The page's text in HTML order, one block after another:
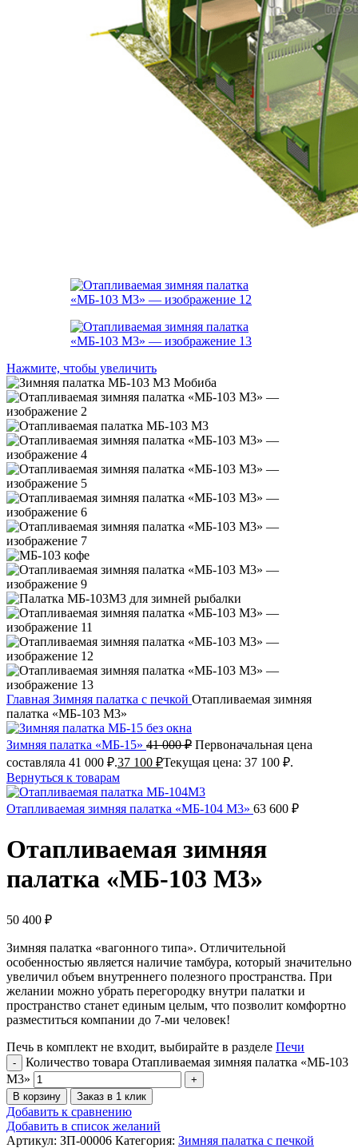
Нажмите, чтобы увеличить
Главная Зимняя палатка с печкой Отапливаемая зимняя
палатка «МБ-103 М3»
Зимняя палатка «МБ-15» 41 000₽ Первоначальная цена
составляла 41 000 ₽.37 100 ₽Текущая цена: 37 100 ₽.
Вернуться к товарам
Отапливаемая зимняя палатка «МБ-104 М3» 63 600 ₽
Отапливаемая зимняя
палатка «МБ-103 М3»
50 400 ₽
Зимняя палатка «вагонного типа». Отличительной
особенностью является наличие тамбура, который значительно
увеличил объем внутреннего полезного пространства. При
желании можно убрать перегородку внутри палатки и
пространство станет единым целым, что позволит комфортно
разместиться компании до 7-ми человек!
Печь в комплект не входит, выбирайте в разделе Печи
Количество товара Отапливаемая зимняя палатка «МБ-103
М3»
В корзину Заказ в 1 клик
Добавить к сравнению
Добавить в список желаний
Артикул: ЗП-00006 Категория: Зимняя палатка с печкой